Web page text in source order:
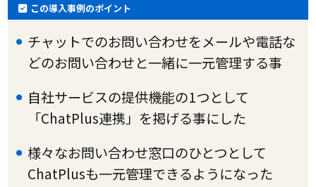
この導入事例のポイント
チャットでのお問い合わせをメールや電話な
どのお問い合わせと一緒に一元管理する事
自社サービスの提供機能の1つとして
「ChatPlus連携」を掲げる事にした
様々なお問い合わせ窓口のひとつとして
ChatPlusも一元管理できるようになった